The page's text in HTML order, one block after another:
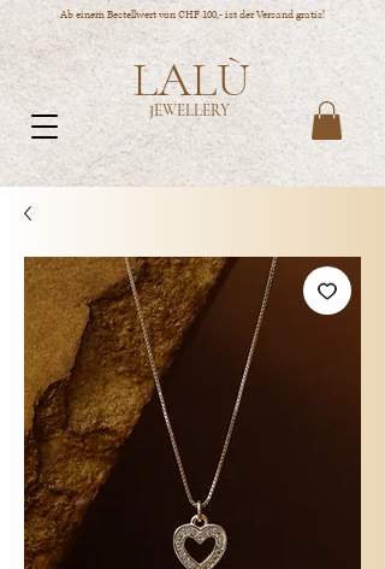
Ab einem Bestellwert von CHF 100,- ist der Versand gratis!
LALÙ
JEWELLERY